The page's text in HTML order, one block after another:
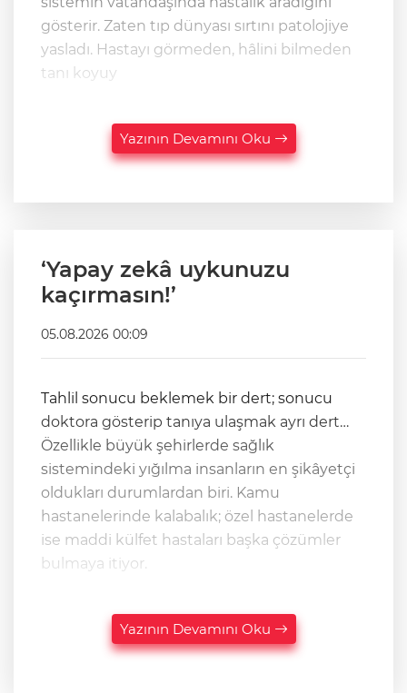
gösterir. Zaten tıp dünyası sırtını patolojiye
yasladı. Hastayı görmeden, hâlini bilmeden
tanı koyuy
Yazının Devamını Oku
‘Yapay zekâ uykunuzu
kaçırmasın!’
05.08.2026 00:09
Tahlil sonucu beklemek bir dert; sonucu
doktora gösterip tanıya ulaşmak ayrı dert…
Özellikle büyük şehirlerde sağlık
sistemindeki yığılma insanların en şikâyetçi
oldukları durumlardan biri. Kamu
hastanelerinde kalabalık; özel hastanelerde
ise maddi külfet hastaları başka çözümler
bulmaya itiyor.
Yazının Devamını Oku